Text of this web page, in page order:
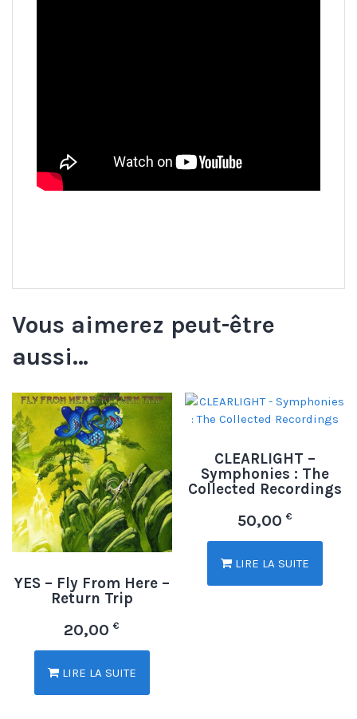
Vous aimerez peut-être
aussi…
YES – Fly From Here –
Return Trip
20,00€
LIRE LA SUITE
CLEARLIGHT –
Symphonies : The
Collected Recordings
50,00€
LIRE LA SUITE